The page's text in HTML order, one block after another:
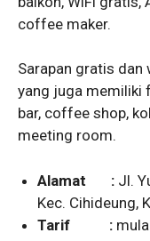
coffee maker.
Sarapan gratis
yang juga
bar, coffee shop,
meeting room.
Alamat : Jl.
Kec. Cihideung,
Tarif :